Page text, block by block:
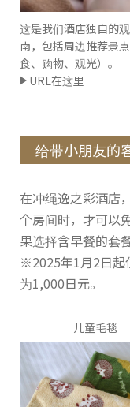
这是我们酒店独自的
南，包括周边推荐景
食、购物、观光）。
URL在这里
给带小朋友的
在冲绳逸之彩酒店
个房间时，才可以
果选择含早餐的套
※2025年1月2日起
为1,000日元。
儿童毛毯